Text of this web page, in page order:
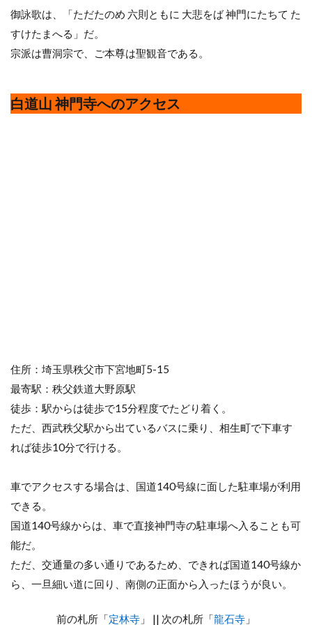
御詠歌は、「ただたのめ 六則ともに 大悲をば 神門にたちて た
すけたまへる」だ。
宗派は曹洞宗で、ご本尊は聖観音である。
白道山 神門寺へのアクセス
住所：埼玉県秩父市下宮地町5-15
最寄駅：秩父鉄道大野原駅
徒歩：駅からは徒歩で15分程度でたどり着く。
ただ、西武秩父駅から出ているバスに乗り、相生町で下車す
れば徒歩10分で行ける。
車でアクセスする場合は、国道140号線に面した駐車場が利用
できる。
国道140号線からは、車で直接神門寺の駐車場へ入ることも可
能だ。
ただ、交通量の多い通りであるため、できれば国道140号線か
ら、一旦細い道に回り、南側の正面から入ったほうが良い。
前の札所「定林寺 」 || 次の札所「龍石寺 」